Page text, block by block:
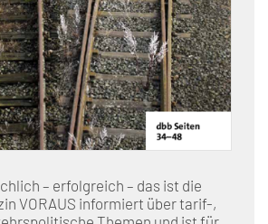
– erfolgreich – das ist die
VORAUS informiert über tarif-,